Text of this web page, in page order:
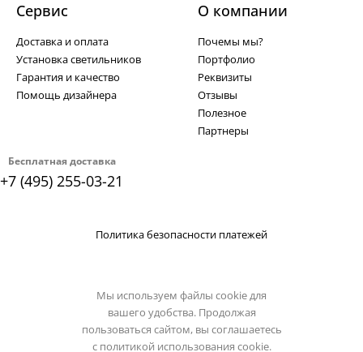
Бесплатная доставка
+7 (495) 255-03-21
Сервис
Доставка и оплата
Установка светильников
Гарантия и качество
Помощь дизайнера
О компании
Почемы мы?
Портфолио
Реквизиты
Отзывы
Полезное
Партнеры
Политика безопасности платежей
Мы используем файлы cookie для
вашего удобства. Продолжая
пользоваться сайтом, вы соглашаетесь
с политикой использования cookie.